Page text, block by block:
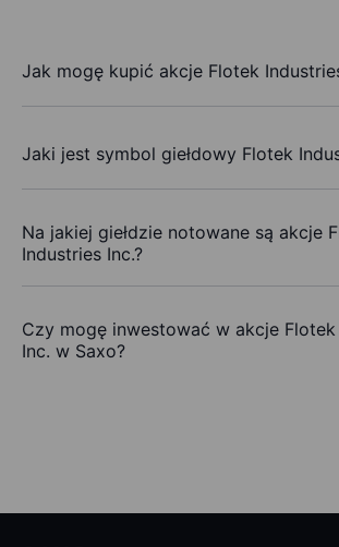
Jak mogę kupić akcje Flotek
Jaki jest symbol giełdowy Flotek
Na jakiej giełdzie notowane są akcje
Industries Inc.?
Czy mogę inwestować w akcje
Inc. w Saxo?